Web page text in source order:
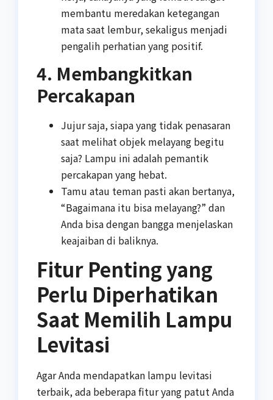
membantu meredakan ketegangan
mata saat lembur, sekaligus menjadi
pengalih perhatian yang positif.
4. Membangkitkan
Percakapan
Jujur saja, siapa yang tidak penasaran
saat melihat objek melayang begitu
saja? Lampu ini adalah pemantik
percakapan yang hebat.
Tamu atau teman pasti akan bertanya,
“Bagaimana itu bisa melayang?” dan
Anda bisa dengan bangga menjelaskan
keajaiban di baliknya.
Fitur Penting yang
Perlu Diperhatikan
Saat Memilih Lampu
Levitasi
Agar Anda mendapatkan lampu levitasi
terbaik, ada beberapa fitur yang patut Anda